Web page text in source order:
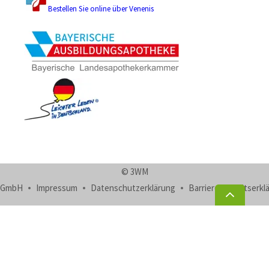
Bestellen Sie online über Venenis
© 3WM
GmbH
Impressum Datenschutzerklärung